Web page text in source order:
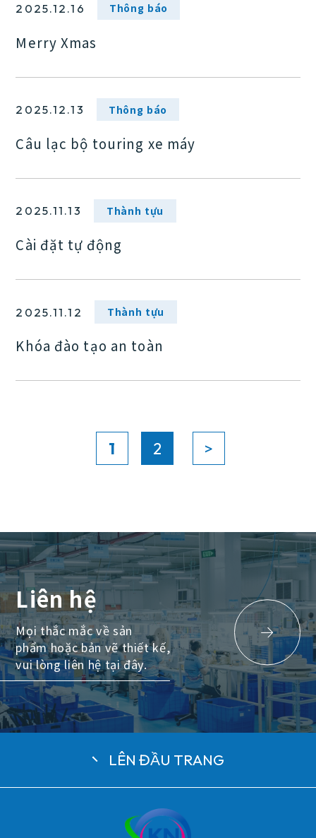
TEL +84-272-390-0303
Liên hệ
2025.12.16 Thông báo
Merry Xmas
2025.12.13 Thông báo
Câu lạc bộ touring xe máy
2025.11.13 Thành tựu
Cài đặt tự động
2025.11.12 Thành tựu
Khóa đào tạo an toàn
1 2 >
Liên hệ
Mọi thắc mắc về sản
phẩm hoặc bản vẽ thiết kế,
vui lòng liên hệ tại đây.
LÊN ĐẦU TRANG